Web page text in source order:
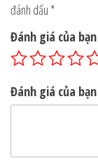
đánh dấu *
Đánh giá của bạn
Đánh giá của bạn